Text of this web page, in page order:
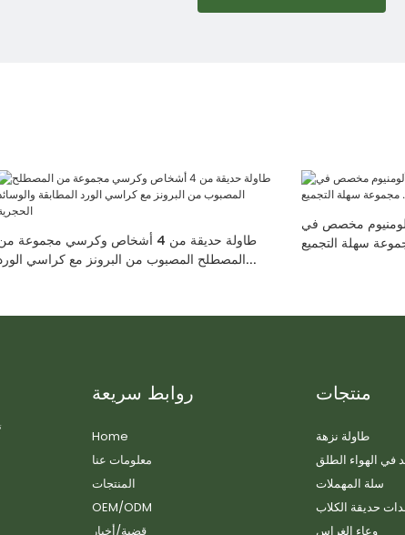
طاولة حديقة من 4 أشخاص وكرسي مجموعة
المصطلح المصبوب من البرونز مع كراسي
مخصص في
سهلة التجميع
روابط سريعة
Home
معلومات عنا
المنتجات
OEM/ODM
قضية/أخبار
منتجات
طاولة نزهة
في الهواء الطلق
سلة المهملات
حديقة الكلاب
وعاء الغراس